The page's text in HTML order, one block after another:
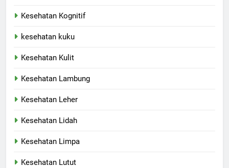
Kesehatan Kognitif
kesehatan kuku
Kesehatan Kulit
Kesehatan Lambung
Kesehatan Leher
Kesehatan Lidah
Kesehatan Limpa
Kesehatan Lutut